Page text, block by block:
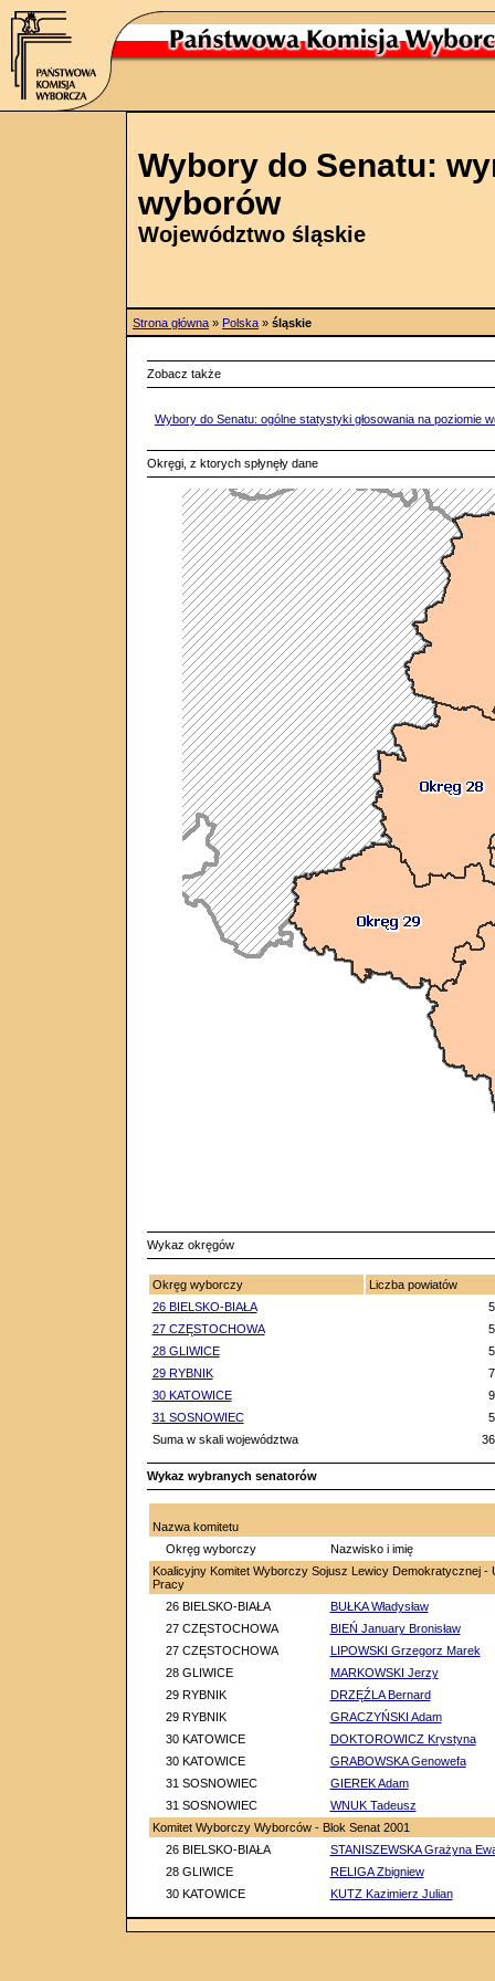
Wybory do Senatu:
wyborów
Województwo śląskie
Strona główna » Polska » śląskie
Zobacz także
Wybory do Senatu: ogólne statystyki głosowania na poziomie
Okręgi, z ktorych spłynęły dane
Wykaz okręgów
Okręg wyborczy
Liczba powiatów
26 BIELSKO-BIAŁA
5
27 CZĘSTOCHOWA
5
28 GLIWICE
5
29 RYBNIK
7
30 KATOWICE
9
31 SOSNOWIEC
5
Suma w skali województwa
36
Wykaz wybranych senatorów
Nazwa komitetu
Okręg wyborczy
Nazwisko i imię
Koalicyjny Komitet Wyborczy Sojusz Lewicy Demokratycznej -
Pracy
26 BIELSKO-BIAŁA
BUŁKA Władysław
27 CZĘSTOCHOWA
BIEŃ January Bronisław
27 CZĘSTOCHOWA
LIPOWSKI Grzegorz Marek
28 GLIWICE
MARKOWSKI Jerzy
29 RYBNIK
DRZĘŹLA Bernard
29 RYBNIK
GRACZYŃSKI Adam
30 KATOWICE
DOKTOROWICZ Krystyna
30 KATOWICE
GRABOWSKA Genowefa
31 SOSNOWIEC
GIEREK Adam
31 SOSNOWIEC
WNUK Tadeusz
Komitet Wyborczy Wyborców - Blok Senat 2001
26 BIELSKO-BIAŁA
STANISZEWSKA Grażyna
28 GLIWICE
RELIGA Zbigniew
30 KATOWICE
KUTZ Kazimierz Julian